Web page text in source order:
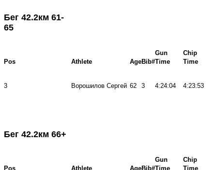
Бег 42.2км 61-
65
Pos Athlete AgeBib#
Gun
Time
Chip
Time
3 Ворошилов Сергей 62 3 4:24:04 4:23:53
Бег 42.2км 66+
Pos Athlete AgeBib#
Gun
Time
Chip
Time